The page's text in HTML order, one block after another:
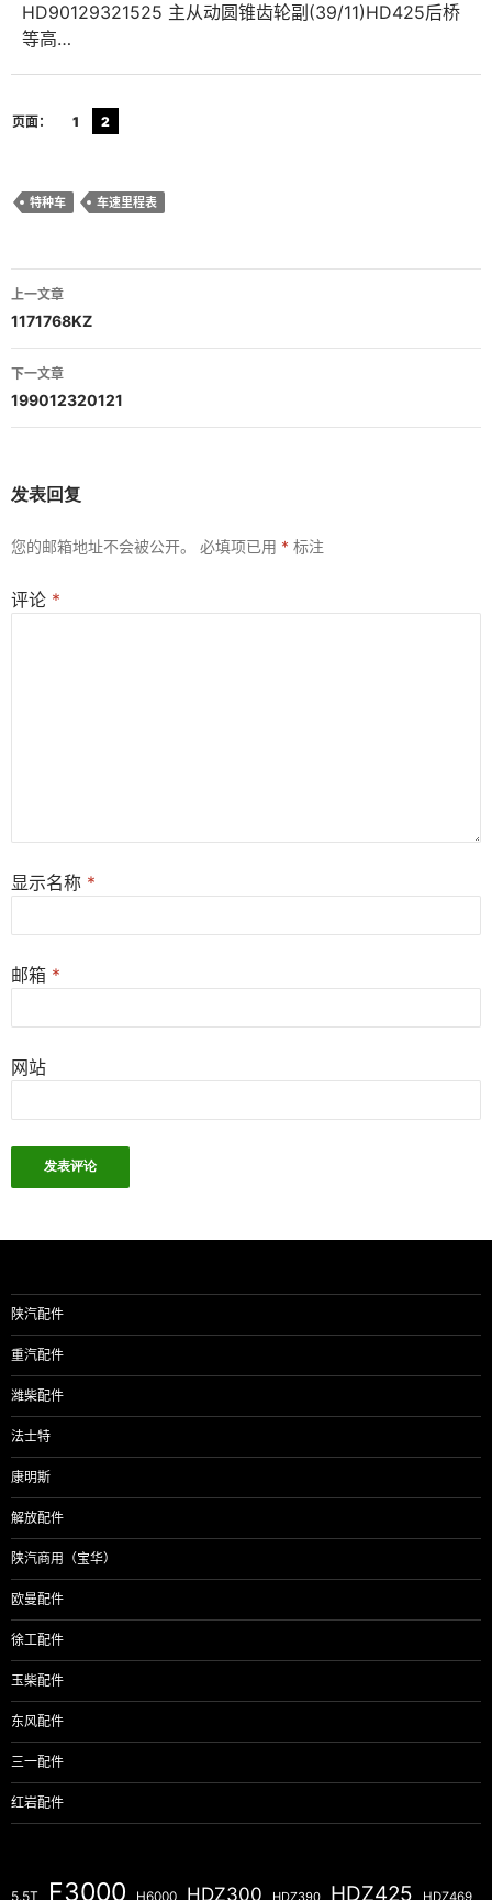
HD90129321525 主从动圆锥齿轮副(39/11)HD425后桥
等高…
页面： 1 2
特种车 车速里程表
文
章
导
航
上一文章
1171768KZ
下一文章
199012320121
发表回复
您的邮箱地址不会被公开。 必填项已用 * 标注
评论 *
显示名称 *
邮箱 *
网站
陕汽配件
重汽配件
潍柴配件
法士特
康明斯
解放配件
陕汽商用（宝华）
欧曼配件
徐工配件
玉柴配件
东风配件
三一配件
红岩配件
5.5T F3000 H6000 HDZ300 HDZ390 HDZ425 HDZ469